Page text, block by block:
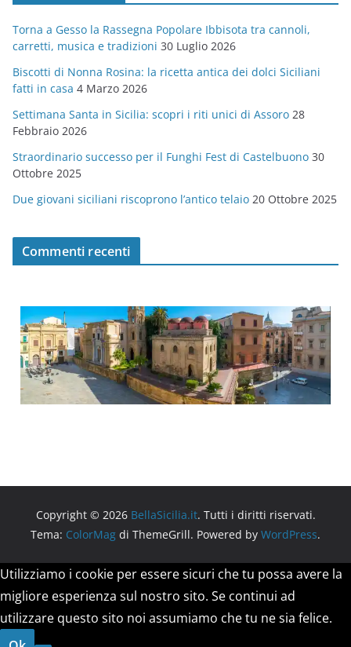
o
r
i
e
Torna a Gesso la Rassegna Popolare Ibbisota tra cannoli,
carretti, musica e tradizioni 30 Luglio 2026
Biscotti di Nonna Rosina: la ricetta antica dei dolci Siciliani
fatti in casa 4 Marzo 2026
Settimana Santa in Sicilia: scopri i riti unici di Assoro 28
Febbraio 2026
Straordinario successo per il Funghi Fest di Castelbuono 30
Ottobre 2025
Due giovani siciliani riscoprono l’antico telaio 20 Ottobre 2025
Commenti recenti
Copyright © 2026 BellaSicilia.it. Tutti i diritti riservati.
Tema: ColorMag di ThemeGrill. Powered by WordPress.
Utilizziamo i cookie per essere sicuri che tu possa avere la
migliore esperienza sul nostro sito. Se continui ad
utilizzare questo sito noi assumiamo che tu ne sia felice.